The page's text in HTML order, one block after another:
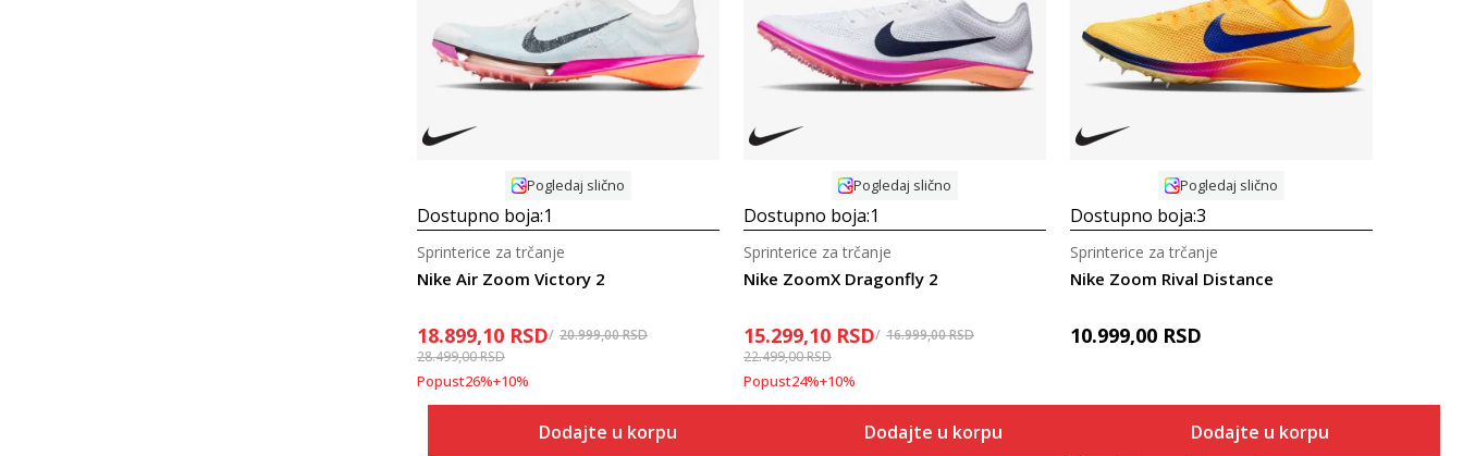
Uporedi
Pogledaj slično
Dostupno boja:1
Nike Air Zoom Victory 2
Sprinterice za trčanje
18.899,10 RSD 20.999,00RSD
28.499,00RSD
Popust26%+10%
Dodajte u korpu
Uporedi
Pogledaj slično
Dostupno boja:1
Nike ZoomX Dragonfly 2
Sprinterice za trčanje
15.299,10 RSD 16.999,00RSD
22.499,00RSD
Popust24%+10%
Dodajte u korpu
Uporedi
Pogledaj slično
Dostupno boja:3
Nike Zoom Rival Distance
Sprinterice za trčanje
10.999,00 RSD
Dodajte u korpu